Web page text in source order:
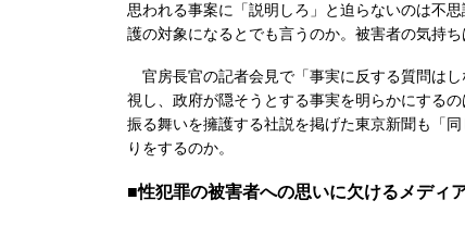
思われる事案に「説明しろ」と迫らないのは不
護の対象になるとでも言うのか。被害者の気持
官房長官の記者会見で「事実に反する質問は
視し、政府が隠そうとする事実を明らかにする
振る舞いを擁護する社説を掲げた東京新聞も「
りをするのか。
■性犯罪の被害者への思いに欠けるメディ